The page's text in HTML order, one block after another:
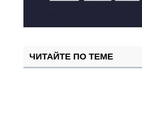
ЧИТАЙТЕ ПО ТЕМЕ